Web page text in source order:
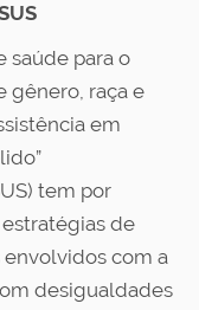
saúde para o
gênero, raça e
em
tem por
de
envolvidos com a
desigualdades